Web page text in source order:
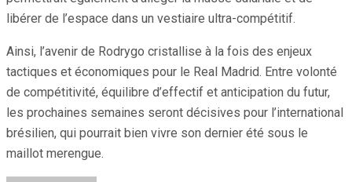
libérer de l’espace dans un vestiaire ultra-compétitif.
Ainsi, l’avenir de Rodrygo cristallise à la fois des enjeux
tactiques et économiques pour le Real Madrid. Entre volonté
de compétitivité, équilibre d’effectif et anticipation du futur,
les prochaines semaines seront décisives pour l’international
brésilien, qui pourrait bien vivre son dernier été sous le
maillot merengue.